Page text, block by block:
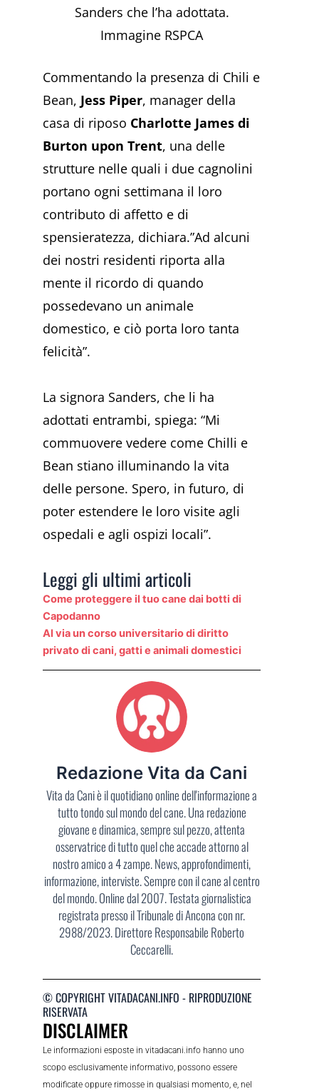
Sanders che l’ha adottata.
Immagine RSPCA
Commentando la presenza di Chili e
Bean, Jess Piper, manager della
casa di riposo Charlotte James di
Burton upon Trent, una delle
strutture nelle quali i due cagnolini
portano ogni settimana il loro
contributo di affetto e di
spensieratezza, dichiara.”Ad alcuni
dei nostri residenti riporta alla
mente il ricordo di quando
possedevano un animale
domestico, e ciò porta loro tanta
felicità”.
La signora Sanders, che li ha
adottati entrambi, spiega: “Mi
commuovere vedere come Chilli e
Bean stiano illuminando la vita
delle persone. Spero, in futuro, di
poter estendere le loro visite agli
ospedali e agli ospizi locali”.
Leggi gli ultimi articoli
Come proteggere il tuo cane dai botti di
Capodanno
Al via un corso universitario di diritto
privato di cani, gatti e animali domestici
Redazione Vita da Cani
Vita da Cani è il quotidiano online dell'informazione a
tutto tondo sul mondo del cane. Una redazione
giovane e dinamica, sempre sul pezzo, attenta
osservatrice di tutto quel che accade attorno al
nostro amico a 4 zampe. News, approfondimenti,
informazione, interviste. Sempre con il cane al centro
del mondo. Online dal 2007. Testata giornalistica
registrata presso il Tribunale di Ancona con nr.
2988/2023. Direttore Responsabile Roberto
Ceccarelli.
© COPYRIGHT VITADACANI.INFO - RIPRODUZIONE
RISERVATA
DISCLAIMER
Le informazioni esposte in vitadacani.info hanno uno
scopo esclusivamente informativo, possono essere
modificate oppure rimosse in qualsiasi momento, e, nel